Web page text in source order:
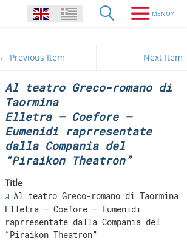
← Previous Item Next
Al teatro Greco-romano di
Taormina
Elletra – Coefore –
Eumenidi raprresentate
dalla Compania del
“Piraikon Theatron”
Title
Al teatro Greco-romano di Taormina
Elletra – Coefore – Eumenidi
raprresentate dalla Compania del
“Piraikon Theatron”